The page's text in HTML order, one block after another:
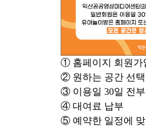
① 홈페이지 회원가
② 원하는 공간 선택
③ 이용일 30일 전
④ 대여료 납부
⑤ 예약한 일정에